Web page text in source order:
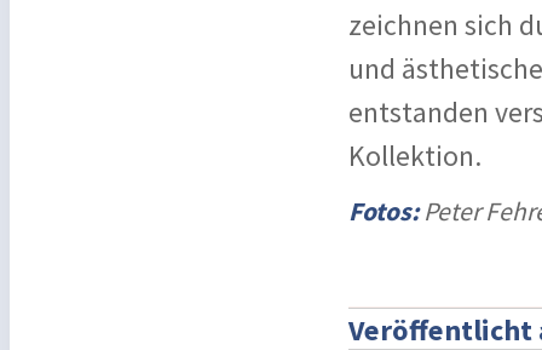
zeichnen sich
und
entstanden
Kollektion.
Fotos:Peter
Veröffentlicht